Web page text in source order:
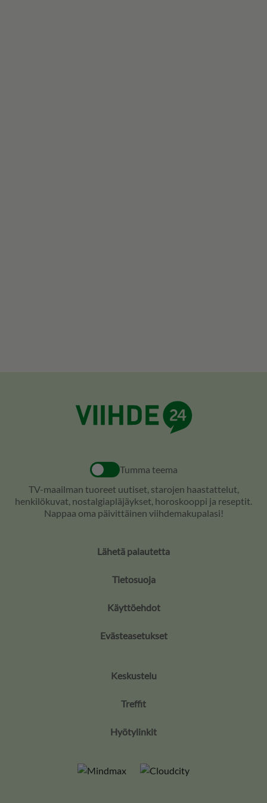
Tumma teema
TV-maailman tuoreet uutiset, starojen haastattelut,
henkilökuvat, nostalgiapläjäykset, horoskooppi ja reseptit.
Nappaa oma päivittäinen viihdemakupalasi!
Lähetä palautetta
Tietosuoja
Käyttöehdot
Evästeasetukset
Keskustelu
Treffit
Hyötylinkit